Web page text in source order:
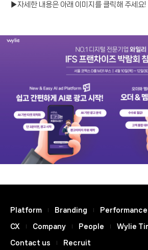
▶자세한 내용은 아래 이미지를 클릭해 주세요!
Platform Branding Performance
CX Company People Wylie
Contact us Recruit